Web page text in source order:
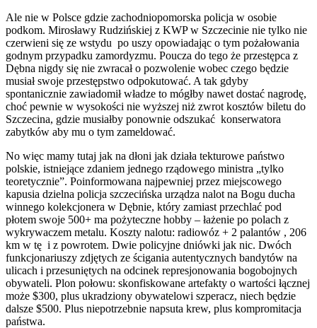
Ale nie w Polsce gdzie zachodniopomorska policja w osobie
podkom. Mirosławy Rudzińskiej z KWP w Szczecinie nie tylko nie
czerwieni się ze wstydu po uszy opowiadając o tym pożałowania
godnym przypadku zamordyzmu. Poucza do tego że przestępca z
Dębna nigdy się nie zwracał o pozwolenie wobec czego będzie
musiał swoje przestępstwo odpokutować. A tak gdyby
spontanicznie zawiadomił władze to mógłby nawet dostać nagrodę,
choć pewnie w wysokości nie wyższej niż zwrot kosztów biletu do
Szczecina, gdzie musiałby ponownie odszukać konserwatora
zabytków aby mu o tym zameldować.
No więc mamy tutaj jak na dłoni jak działa tekturowe państwo
polskie, istniejące zdaniem jednego rządowego ministra „tylko
teoretycznie”. Poinformowana najpewniej przez miejscowego
kapusia dzielna policja szczecińska urządza nalot na Bogu ducha
winnego kolekcjonera w Dębnie, który zamiast przechlać pod
płotem swoje 500+ ma pożyteczne hobby – łażenie po polach z
wykrywaczem metalu. Koszty nalotu: radiowóz + 2 palantów , 206
km w tę i z powrotem. Dwie policyjne dniówki jak nic. Dwóch
funkcjonariuszy zdjętych ze ścigania autentycznych bandytów na
ulicach i przesuniętych na odcinek represjonowania bogobojnych
obywateli. Plon połowu: skonfiskowane artefakty o wartości łącznej
może $300, plus ukradziony obywatelowi szperacz, niech będzie
dalsze $500. Plus niepotrzebnie napsuta krew, plus kompromitacja
państwa.